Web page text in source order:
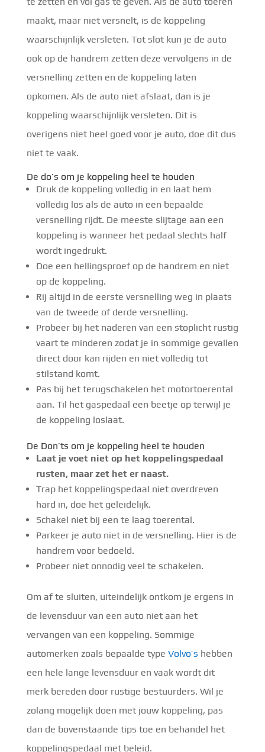
maakt, maar niet versnelt, is de koppeling
waarschijnlijk versleten. Tot slot kun je de auto
ook op de handrem zetten deze vervolgens in de
versnelling zetten en de koppeling laten
opkomen. Als de auto niet afslaat, dan is je
koppeling waarschijnlijk versleten. Dit is
overigens niet heel goed voor je auto, doe dit dus
niet te vaak.
De do’s om je koppeling heel te houden
Druk de koppeling volledig in en laat hem
volledig los als de auto in een bepaalde
versnelling rijdt. De meeste slijtage aan een
koppeling is wanneer het pedaal slechts half
wordt ingedrukt.
Doe een hellingsproef op de handrem en niet
op de koppeling.
Rij altijd in de eerste versnelling weg in plaats
van de tweede of derde versnelling.
Probeer bij het naderen van een stoplicht rustig
vaart te minderen zodat je in sommige gevallen
direct door kan rijden en niet volledig tot
stilstand komt.
Pas bij het terugschakelen het motortoerental
aan. Til het gaspedaal een beetje op terwijl je
de koppeling loslaat.
De Don’ts om je koppeling heel te houden
Laat je voet niet op het koppelingspedaal
rusten, maar zet het er naast.
Trap het koppelingspedaal niet overdreven
hard in, doe het geleidelijk.
Schakel niet bij een te laag toerental.
Parkeer je auto niet in de versnelling. Hier is de
handrem voor bedoeld.
Probeer niet onnodig veel te schakelen.
Om af te sluiten, uiteindelijk ontkom je ergens in
de levensduur van een auto niet aan het
vervangen van een koppeling. Sommige
automerken zoals bepaalde type Volvo’s hebben
een hele lange levensduur en vaak wordt dit
merk bereden door rustige bestuurders. Wil je
zolang mogelijk doen met jouw koppeling, pas
dan de bovenstaande tips toe en behandel het
koppelingspedaal met beleid.